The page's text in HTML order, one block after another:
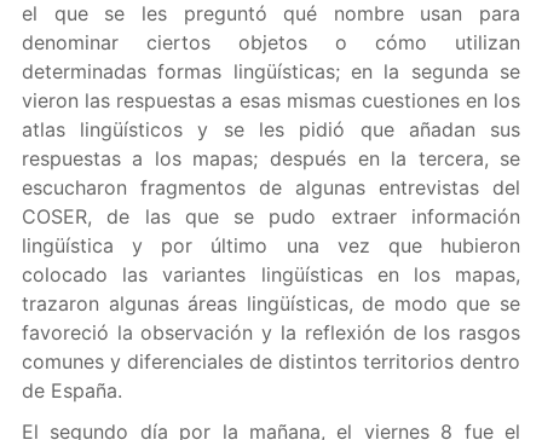
el que se les preguntó qué nombre usan para
denominar ciertos objetos o cómo utilizan
determinadas formas lingüísticas; en la segunda se
vieron las respuestas a esas mismas cuestiones en los
atlas lingüísticos y se les pidió que añadan sus
respuestas a los mapas; después en la tercera, se
escucharon fragmentos de algunas entrevistas del
COSER, de las que se pudo extraer información
lingüística y por último una vez que hubieron
colocado las variantes lingüísticas en los mapas,
trazaron algunas áreas lingüísticas, de modo que se
favoreció la observación y la reflexión de los rasgos
comunes y diferenciales de distintos territorios dentro
de España.
El segundo día por la mañana, el viernes 8 fue el